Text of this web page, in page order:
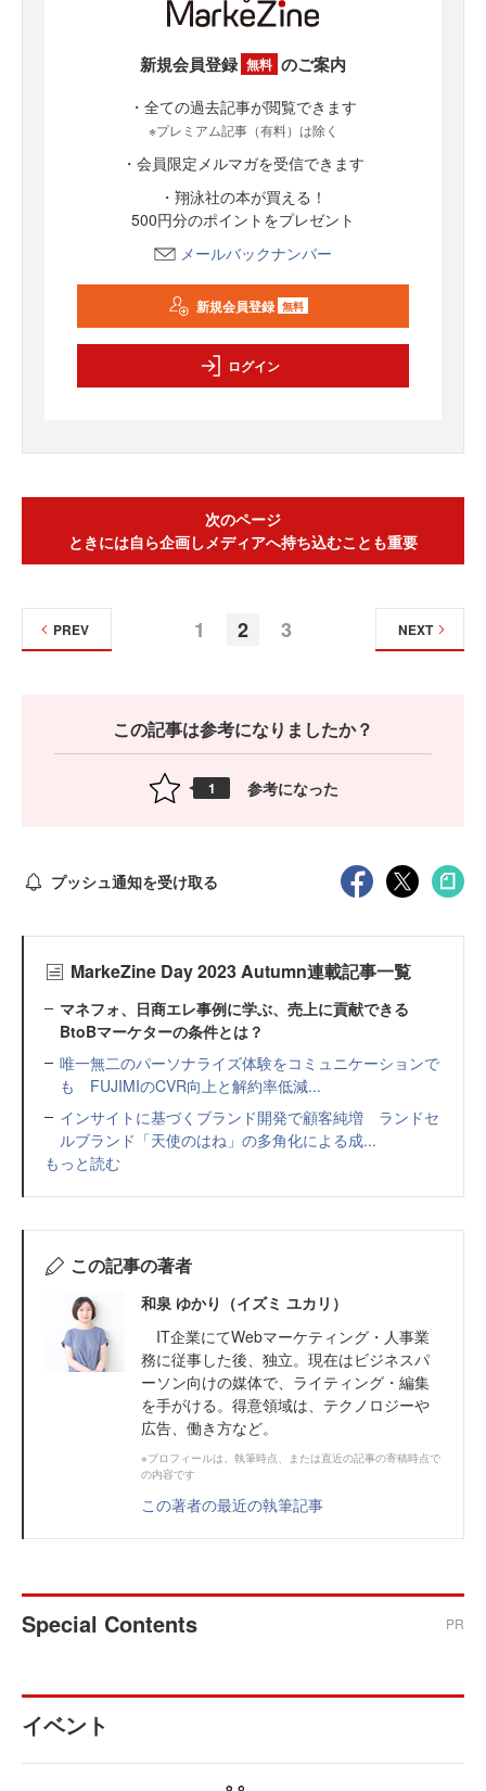
新規会員登録 無料 のご案内
・全ての過去記事が閲覧できます
※プレミアム記事（有料）は除く
・会員限定メルマガを受信できます
・翔泳社の本が買える！
500円分のポイントをプレゼント
メールバックナンバー
新規会員登録 無料
ログイン
次のページ
ときには自ら企画しメディアへ持ち込むことも重要
1 2 3
PREV NEXT
この記事は参考になりましたか？
1 参考になった
プッシュ通知を受け取る
MarkeZine Day 2023 Autumn連載記事一覧
マネフォ、日商エレ事例に学ぶ、売上に貢献できる
BtoBマーケターの条件とは？
唯一無二のパーソナライズ体験をコミュニケーションで
も FUJIMIのCVR向上と解約率低減...
インサイトに基づくブランド開発で顧客純増 ランドセ
ルブランド「天使のはね」の多角化による成...
もっと読む
この記事の著者
和泉 ゆかり（イズミ ユカリ）
IT企業にてWebマーケティング・人事業
務に従事した後、独立。現在はビジネスパ
ーソン向けの媒体で、ライティング・編集
を手がける。得意領域は、テクノロジーや
広告、働き方など。
※プロフィールは、執筆時点、または直近の記事の寄稿時点で
の内容です
この著者の最近の執筆記事
Special Contents PR
イベント